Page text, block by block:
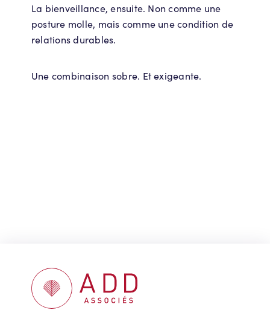
La bienveillance, ensuite. Non comme une
posture molle, mais comme une condition de
relations durables.
Une combinaison sobre. Et exigeante.